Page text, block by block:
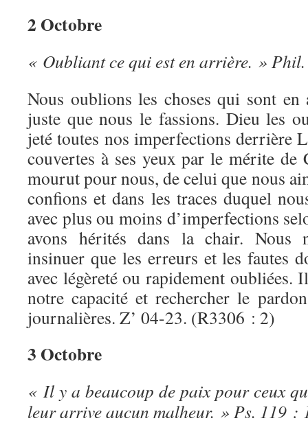
2 Octobre
« Oubliant ce qui est en arrière. »
Nous oublions les choses qui sont en
juste que nous le fassions. Dieu les
jeté toutes nos imperfections derrière
couvertes à ses yeux par le mérite
mourut pour nous, de celui que nous
confions et dans les traces duquel
avec plus ou moins d’imperfections
avons hérités dans la chair. Nous
insinuer que les erreurs et les fautes
avec légèreté ou rapidement oubliées.
notre capacité et rechercher le
journalières. Z’ 04-23. (R3306 : 2)
3 Octobre
« Il y a beaucoup de paix pour ceux
leur arrive aucun malheur. » Ps. 119 :